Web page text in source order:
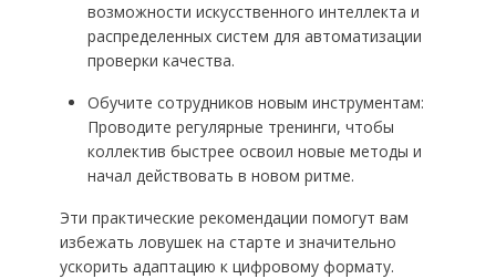
возможности искусственного интеллекта и
распределенных систем для автоматизации
проверки качества.
Обучите сотрудников новым инструментам:
Проводите регулярные тренинги, чтобы
коллектив быстрее освоил новые методы и
начал действовать в новом ритме.
Эти практические рекомендации помогут вам
избежать ловушек на старте и значительно
ускорить адаптацию к цифровому формату.